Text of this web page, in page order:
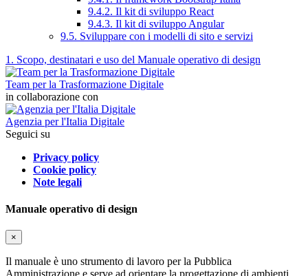
9.4.2. Il kit di sviluppo React
9.4.3. Il kit di sviluppo Angular
9.5. Sviluppare con i modelli di sito e servizi
1. Scopo, destinatari e uso del Manuale operativo di design
Team per la Trasformazione Digitale
in collaborazione con
Agenzia per l'Italia Digitale
Seguici su
Privacy policy
Cookie policy
Note legali
Manuale operativo di design
×
Il manuale è uno strumento di lavoro per la Pubblica